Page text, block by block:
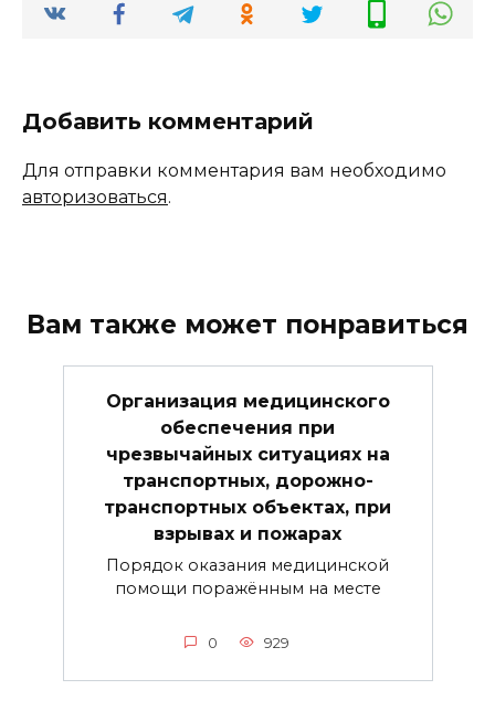
Добавить комментарий
Для отправки комментария вам необходимо
авторизоваться.
Вам также может понравиться
Организация медицинского
обеспечения при
чрезвычайных ситуациях на
транспортных, дорожно-
транспортных объектах, при
взрывах и пожарах
Порядок оказания медицинской
помощи поражённым на месте
0 929